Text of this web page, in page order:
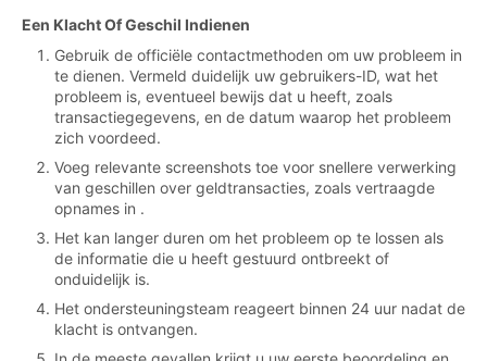
Een Klacht Of Geschil Indienen
Gebruik de officiële contactmethoden om uw probleem in
te dienen. Vermeld duidelijk uw gebruikers-ID, wat het
probleem is, eventueel bewijs dat u heeft, zoals
transactiegegevens, en de datum waarop het probleem
zich voordeed.
Voeg relevante screenshots toe voor snellere verwerking
van geschillen over geldtransacties, zoals vertraagde
opnames in .
Het kan langer duren om het probleem op te lossen als
de informatie die u heeft gestuurd ontbreekt of
onduidelijk is.
Het ondersteuningsteam reageert binnen 24 uur nadat de
klacht is ontvangen.